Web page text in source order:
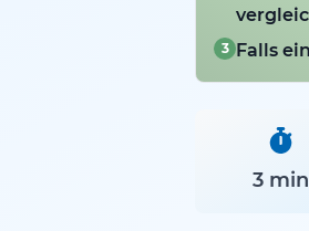
3 Falls
3 min